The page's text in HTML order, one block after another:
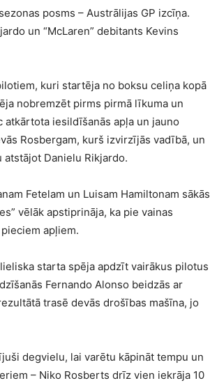
posms – Austrālijas GP izcīņa.
un “McLaren” debitants Kevins
kuri startēja no boksu celiņa kopā
nobremzēt pirms pirmā līkuma un
atkārtota iesildīšanās apļa un jauno
Rosbergam, kurš izvirzījās vadībā, un
Danielu Rikjardo.
Fetelam un Luisam Hamiltonam sākās
vēlāk apstiprināja, ka pie vainas
apļiem.
starta spēja apdzīt vairākus pilotus
Fernando Alonso beidzās ar
trasē devās drošības mašīna, jo
degvielu, lai varētu kāpināt tempu un
– Niko Rosberts drīz vien iekrāja 10